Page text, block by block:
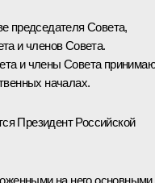
председателя Совета,
и членов Совета.
и члены Совета
началах.
Президент Российской
на него основными